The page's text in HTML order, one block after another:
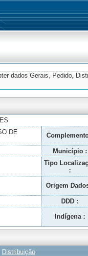
dados Gerais, Pedido,
DE
Município :
Tipo
:
Origem
DDD :
Indígena :
Distribuição